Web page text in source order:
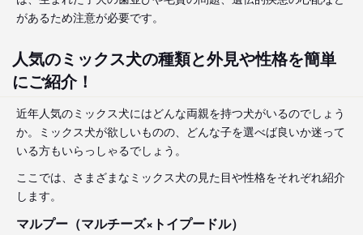
があるため注意が必要です。
人気のミックス犬の種類と外見や性格を簡単
にご紹介！
近年人気のミックス犬にはどんな両親を持つ犬がいるのでしょう
か。ミックス犬が欲しいものの、どんな子を選べば良いか迷って
いる方もいらっしゃるでしょう。
ここでは、さまざまなミックス犬の見た目や性格をそれぞれ紹介
します。
マルプー（マルチーズ×トイプードル）